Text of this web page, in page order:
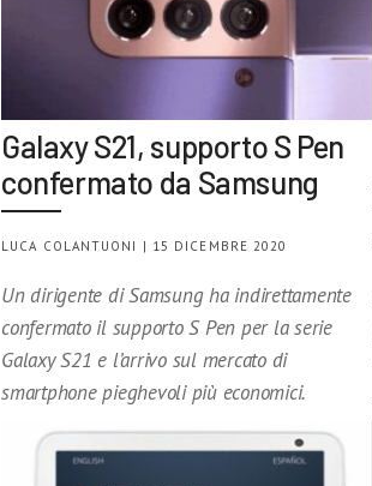
Galaxy S21, supporto S Pen
confermato da Samsung
LUCA COLANTUONI | 15 DICEMBRE 2020
Un dirigente di Samsung ha indirettamente
confermato il supporto S Pen per la serie
Galaxy S21 e l’arrivo sul mercato di
smartphone pieghevoli più economici.